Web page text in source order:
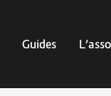
Guides